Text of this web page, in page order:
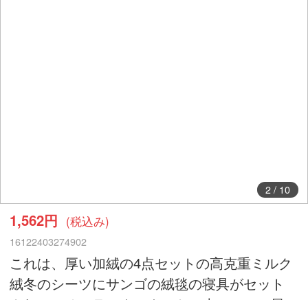
3/ 10
1,562円 (税込み)
16122403274902
これは、厚い加絨の4点セットの高克重ミルク
絨冬のシーツにサンゴの絨毯の寝具がセット